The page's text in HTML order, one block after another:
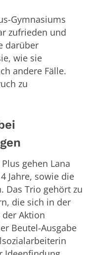
Gymnasiums
zufrieden und
darüber
wie sie
andere Fälle.
zu
gehen Lana
Jahre, sowie die
Das Trio gehört zu
die sich in der
Aktion
Beutel-Ausgabe